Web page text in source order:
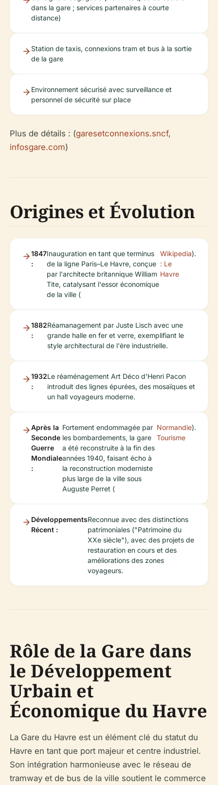
dans la gare ; services partenaires à courte
distance)
Station de taxis, connexions tram et bus à la sortie
de la gare
Environnement sécurisé avec surveillance et
personnel de sécurité sur place
Plus de détails : (garesetconnexions.sncf,
infosgare.com)
Origines et Évolution
1847
:
Inauguration en tant que terminus
de la ligne Paris–Le Havre, conçue
par l'architecte britannique William
Tite, catalysant l'essor économique
de la ville (
Wikipedia
: Le
Havre
).
1882
:
Réamanagement par Juste Lisch avec une
grande halle en fer et verre, exemplifiant le
style architectural de l'ère industrielle.
1932
:
Le réaménagement Art Déco d'Henri Pacon
introduit des lignes épurées, des mosaïques et
un hall voyageurs moderne.
Après la
Seconde
Guerre
Mondiale
:
Fortement endommagée par
les bombardements, la gare
a été reconstruite à la fin des
années 1940, faisant écho à
la reconstruction moderniste
plus large de la ville sous
Auguste Perret (
Normandie
Tourisme
).
Développements
Récent :
Reconnue avec des distinctions
patrimoniales ("Patrimoine du
XXe siècle"), avec des projets de
restauration en cours et des
améliorations des zones
voyageurs.
Rôle de la Gare dans
le Développement
Urbain et
Économique du Havre
La Gare du Havre est un élément clé du statut du
Havre en tant que port majeur et centre industriel.
Son intégration harmonieuse avec le réseau de
tramway et de bus de la ville soutient le commerce